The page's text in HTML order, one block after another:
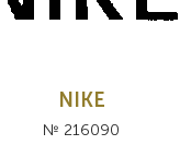
NIKE
№ 216090